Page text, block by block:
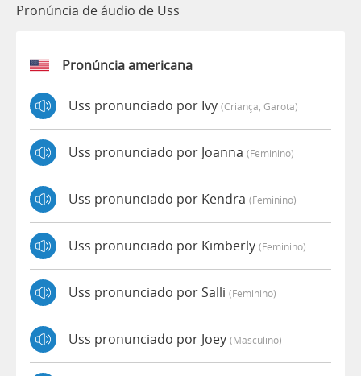
Pronúncia de áudio de Uss
Pronúncia americana
Uss pronunciado por Ivy (criança, Garota)
Uss pronunciado por Joanna (feminino)
Uss pronunciado por Kendra (feminino)
Uss pronunciado por Kimberly (feminino)
Uss pronunciado por Salli (feminino)
Uss pronunciado por Joey (masculino)